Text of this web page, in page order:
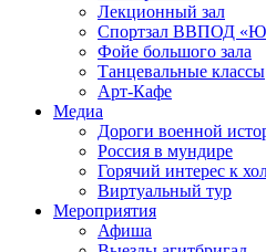
Лекционный зал
Cпортзал ВВПОД
Фойе большого зала
Танцевальные классы
Арт-Кафе
Медиа
Дороги военной
Россия в мундире
Горячий интерес к
Виртуальный тур
Мероприятия
Афиша